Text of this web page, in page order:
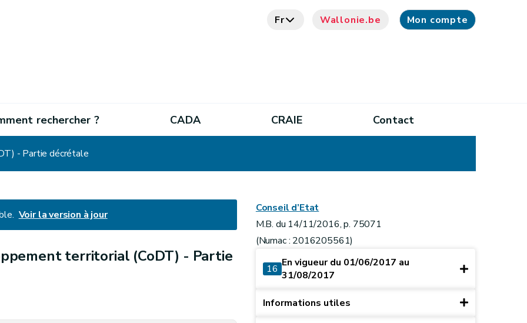
Fr Wallonie.be Mon compte
rechercher ? CADA CRAIE Contact
- Partie décrétale
Voir la version à jour
territorial (CoDT) - Partie
Conseil d’Etat
M.B. du 14/11/2016, p. 75071
(Numac : 2016205561)
16 En vigueur du 01/06/2017 au
31/08/2017
Informations utiles